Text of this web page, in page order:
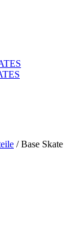
/ Base Skate